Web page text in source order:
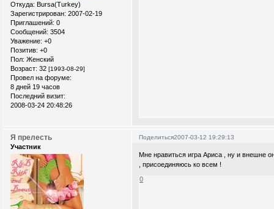
Откуда: Bursa(Turkey)
Зарегистрирован: 2007-02-19
Приглашений: 0
Сообщений: 3504
Уважение: +0
Позитив: +0
Пол: Женский
Возраст: 32 [1993-08-29]
Провел на форуме:
8 дней 19 часов
Последний визит:
2008-03-24 20:48:26
Поделиться2007-03-12 19:29:13
Я прелесть
Участник
Мне нравиться игра Ариса , ну и внешне
, присоединяюсь ко всем !
0